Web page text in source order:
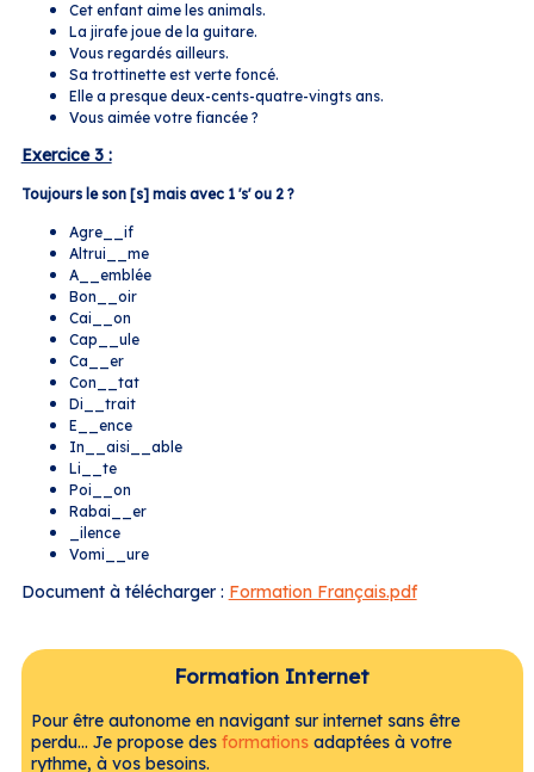
Cet enfant aime les animals.
La jirafe joue de la guitare.
Vous regardés ailleurs.
Sa trottinette est verte foncé.
Elle a presque deux-cents-quatre-vingts ans.
Vous aimée votre fiancée ?
Exercice 3 :
Toujours le son [s] mais avec 1 's' ou 2 ?
Agre__if
Altrui__me
A__emblée
Bon__oir
Cai__on
Cap__ule
Ca__er
Con__tat
Di__trait
E__ence
In__aisi__able
Li__te
Poi__on
Rabai__er
_ilence
Vomi__ure
Document à télécharger : Formation Français.pdf
Formation Internet
Pour être autonome en navigant sur internet sans être
perdu... Je propose des formations adaptées à votre
rythme, à vos besoins.